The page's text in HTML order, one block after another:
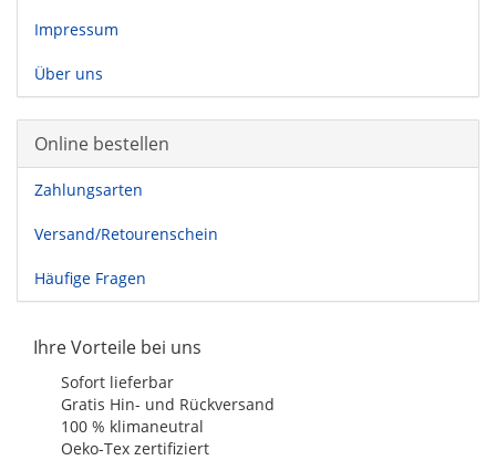
Impressum
Über uns
Online bestellen
Zahlungsarten
Versand/Retourenschein
Häufige Fragen
Ihre Vorteile bei uns
Sofort lieferbar
Gratis Hin- und Rückversand
100 % klimaneutral
Oeko-Tex zertifiziert